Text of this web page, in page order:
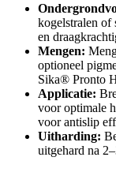
kogelstralen of
en
Mengen:
optioneel
Sika® Pronto
Applicatie:
voor optimale
voor antislip
Uitharding:
uitgehard na